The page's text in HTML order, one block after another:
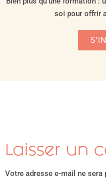
soi pour offrir
Laisser un
Votre adresse e-mail ne sera